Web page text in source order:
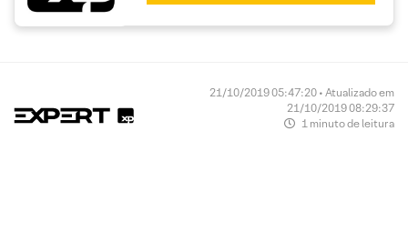
21/10/2019 05:47:20 • Atualizado em
21/10/2019 08:29:37
1 minuto de leitura